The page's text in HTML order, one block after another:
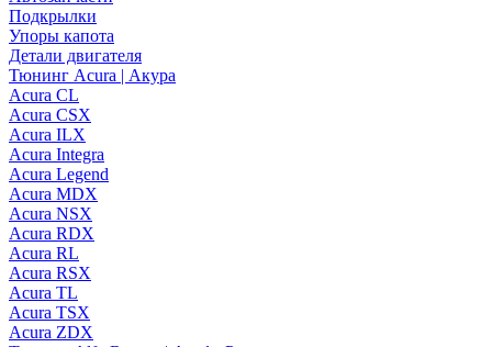
Подкрылки
Упоры капота
Детали двигателя
Тюнинг Acura | Акура
Acura CL
Acura CSX
Acura ILX
Acura Integra
Acura Legend
Acura MDX
Acura NSX
Acura RDX
Acura RL
Acura RSX
Acura TL
Acura TSX
Acura ZDX